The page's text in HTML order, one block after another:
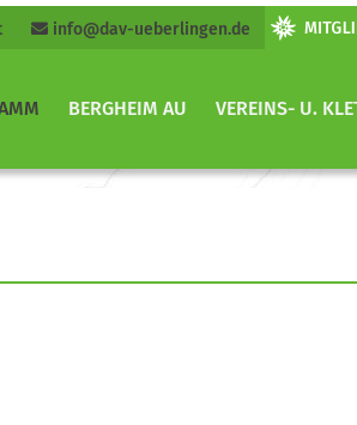
info@dav-ueberlingen.de
BERGHEIM AU VEREINS- U.